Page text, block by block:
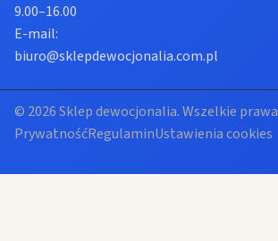
9.00–16.00
E-mail:
biuro@sklepdewocjonalia.com.pl
© 2026 Sklep dewocjonalia. Wszelkie
PrywatnośćRegulaminUstawienia cookies